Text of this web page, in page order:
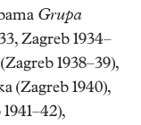
Grupa
Zagreb 1934–
1938–39),
(Zagreb 1940),